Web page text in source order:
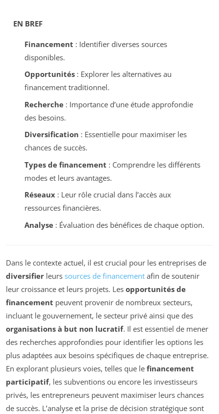
EN BREF
Financement : Identifier diverses sources
disponibles.
Opportunités: Explorer les alternatives au
financement traditionnel.
Recherche: Importance d’une étude approfondie
des besoins.
Diversification : Essentielle pour maximiser les
chances de succès.
Types de financement : Comprendre les différents
modes et leurs avantages.
Réseaux: Leur rôle crucial dans l’accès aux
ressources financières.
Analyse: Évaluation des bénéfices de chaque option.
Dans le contexte actuel, il est crucial pour les entreprises de
diversifier leurs sources de financement afin de soutenir
leur croissance et leurs projets. Les opportunités de
financement peuvent provenir de nombreux secteurs,
incluant le gouvernement, le secteur privé ainsi que des
organisations à but non lucratif. Il est essentiel de mener
des recherches approfondies pour identifier les options les
plus adaptées aux besoins spécifiques de chaque entreprise.
En explorant plusieurs voies, telles que le financement
participatif, les subventions ou encore les investisseurs
privés, les entrepreneurs peuvent maximiser leurs chances
de succès. L’analyse et la prise de décision stratégique sont